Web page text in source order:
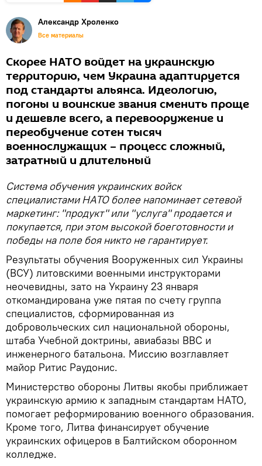
Александр Хроленко
Все материалы
Скорее НАТО войдет на украинскую
территорию, чем Украина адаптируется
под стандарты альянса. Идеологию,
погоны и воинские звания сменить проще
и дешевле всего, а перевооружение и
переобучение сотен тысяч
военнослужащих – процесс сложный,
затратный и длительный
Система обучения украинских войск
специалистами НАТО более напоминает сетевой
маркетинг: "продукт" или "услуга" продается и
покупается, при этом высокой боеготовности и
победы на поле боя никто не гарантирует.
Результаты обучения Вооруженных сил Украины
(ВСУ) литовскими военными инструкторами
неочевидны, зато на Украину 23 января
откомандирована уже пятая по счету группа
специалистов, сформированная из
добровольческих сил национальной обороны,
штаба Учебной доктрины, авиабазы ​​ВВС и
инженерного батальона. Миссию возглавляет
майор Ритис Раудонис.
Министерство обороны Литвы якобы приближает
украинскую армию к западным стандартам НАТО,
помогает реформированию военного образования.
Кроме того, Литва финансирует обучение
украинских офицеров в Балтийском оборонном
колледже.